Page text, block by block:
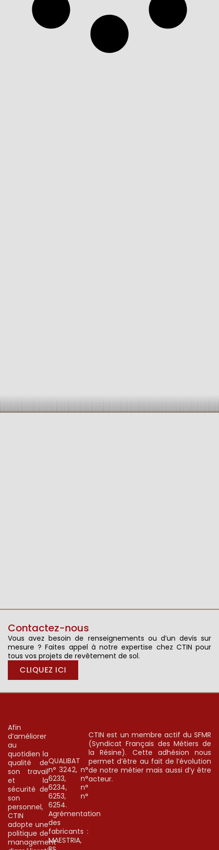
Afin
d’améliorer
au
quotidien la
qualité de
son travail
et la
sécurité de
son
personnel,
CTIN
adopte une
politique de
management
QUALIBAT
n° 3242, n°
6233, n°
6234, n°
6253, n°
6254.
Agrémentation
des
fabricants :
MAESTRIA,
CTIN est un membre actif du SFMR
(Syndicat Français des Métiers de
la Résine). Cette adhésion nous
permet d’être au fait de l’évolution
de notre métier mais aussi d’y être
acteur.
Contactez-nous
Vous avez besoin de renseignements ou d’un devis sur
mesure ? Faites appel à notre expertise chez CTIN pour
tous vos projets de revêtement de sol.
CLIQUEZ ICI